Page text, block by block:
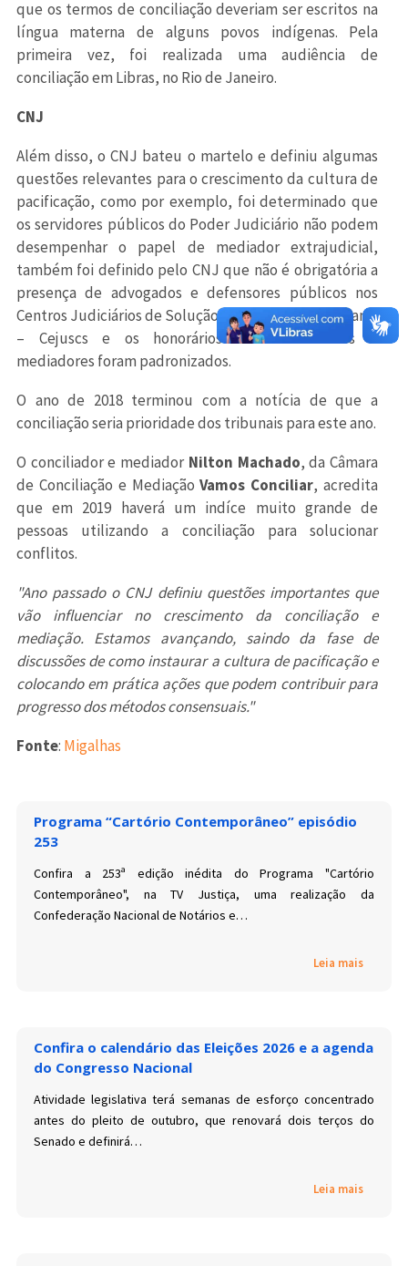
que os termos de conciliação deveriam ser escritos na
língua materna de alguns povos indígenas. Pela
primeira vez, foi realizada uma audiência de
conciliação em Libras, no Rio de Janeiro.
CNJ
Além disso, o CNJ bateu o martelo e definiu algumas
questões relevantes para o crescimento da cultura de
pacificação, como por exemplo, foi determinado que
os servidores públicos do Poder Judiciário não podem
desempenhar o papel de mediador extrajudicial,
também foi definido pelo CNJ que não é obrigatória a
presença de advogados e defensores públicos nos
Centros Judiciários de Solução de Conflitos e Cidadania
– Cejuscs e os honorários de conciliadores e
mediadores foram padronizados.
O ano de 2018 terminou com a notícia de que a
conciliação seria prioridade dos tribunais para este ano.
O conciliador e mediador Nilton Machado, da Câmara
de Conciliação e MediaçãoVamos Conciliar, acredita
que em 2019 haverá um indíce muito grande de
pessoas utilizando a conciliação para solucionar
conflitos.
"Ano passado o CNJ definiu questões importantes que
vão influenciar no crescimento da conciliação e
mediação. Estamos avançando, saindo da fase de
discussões de como instaurar a cultura de pacificação e
colocando em prática ações que podem contribuir para
progresso dos métodos consensuais."
Fonte: Migalhas
Programa “Cartório Contemporâneo” episódio
253
Confira a 253ª edição inédita do Programa "Cartório
Contemporâneo", na TV Justiça, uma realização da
Confederação Nacional de Notários e…
Leia mais
Confira o calendário das Eleições 2026 e a agenda
do Congresso Nacional
Atividade legislativa terá semanas de esforço concentrado
antes do pleito de outubro, que renovará dois terços do
Senado e definirá…
Leia mais